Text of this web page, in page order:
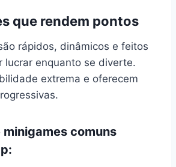
que rendem pontos
rápidos, dinâmicos e feitos
lucrar enquanto se diverte.
extrema e oferecem
minigames comuns